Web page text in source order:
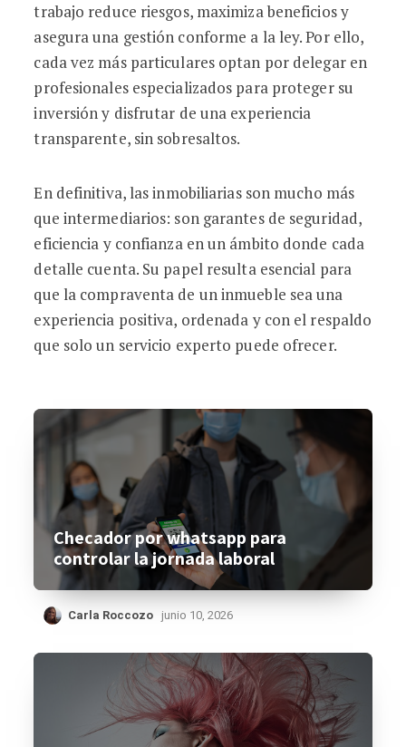
trabajo reduce riesgos, maximiza beneficios y
asegura una gestión conforme a la ley. Por ello,
cada vez más particulares optan por delegar en
profesionales especializados para proteger su
inversión y disfrutar de una experiencia
transparente, sin sobresaltos.
En definitiva, las inmobiliarias son mucho más
que intermediarios: son garantes de seguridad,
eficiencia y confianza en un ámbito donde cada
detalle cuenta. Su papel resulta esencial para
que la compraventa de un inmueble sea una
experiencia positiva, ordenada y con el respaldo
que solo un servicio experto puede ofrecer.
Checador por whatsapp para
controlar la jornada laboral
Carla Roccozo junio 10, 2026